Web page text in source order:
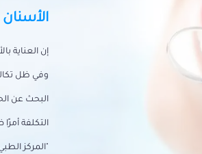
الأسنان
إن العناية
وفي ظل
البحث عن
التكلفة
"المركز